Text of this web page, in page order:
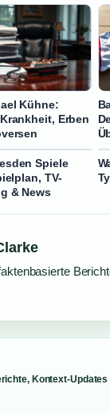
Kühne:
Erben
Spiele
TV-
& News
Kontext-Updates